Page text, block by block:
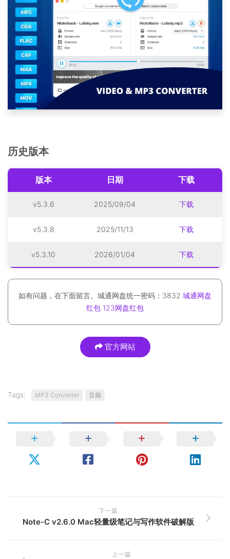
历史版本
版本 日期 下载
v5.3.6 2025/09/04 下载
v5.3.8 2025/11/13 下载
v5.3.10 2026/01/04 下载
如有问题，在下面留言。城通网盘统一密码：3832 城通网盘
红包 123网盘红包
官方网站
Tags: MP3 Converter 音频
下一篇
Note-C v2.6.0 Mac轻量级笔记与写作软件破解版
上一篇